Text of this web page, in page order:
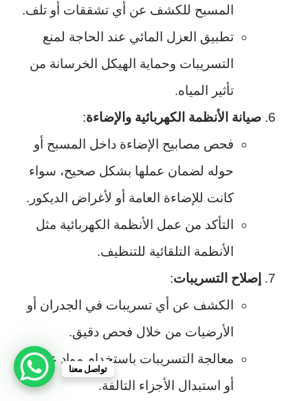
المسبح للكشف عن أي تشققات أو تلف.
تطبيق العزل المائي عند الحاجة لمنع
التسريبات وحماية الهيكل الخرسانة من
تأثير المياه.
صيانة الأنظمة الكهربائية والإضاءة:
فحص مصابيح الإضاءة داخل المسبح أو
حوله لضمان عملها بشكل صحيح، سواء
كانت للإضاءة العامة أو لأغراض الديكور.
التأكد من عمل الأنظمة الكهربائية مثل
الأنظمة التلقائية للتنظيف.
إصلاح التسريبات:
الكشف عن أي تسريبات في الجدران أو
الأرضيات من خلال فحص دقيق.
معالجة التسريبات باستخدام مواد عازلة
أو استبدال الأجزاء التالفة.
تواصل معنا